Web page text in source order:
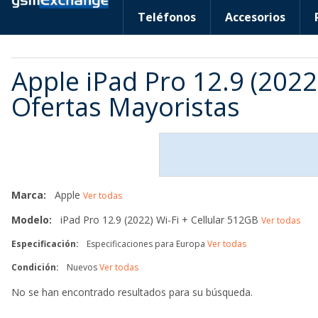
Teléfonos Accesorios
Apple iPad Pro 12.9
Ofertas Mayoristas
Marca: Apple Ver todas
Modelo: iPad Pro 12.9 (2022) Wi-Fi + Cellular 512GB Ver todas
Especificación:
Especificaciones para Europa Ver todas
Condición:
NuevosVer todas
No se han encontrado resultados para su búsqueda.